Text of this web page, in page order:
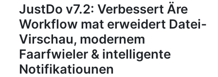
JustDo v7.2: Verbessert Äre
Workflow mat erweidert Datei-
Virschau, modernem
Faarfwieler & intelligente
Notifikatiounen